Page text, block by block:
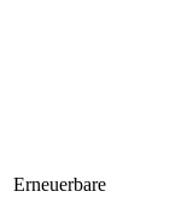
Erneuerbare